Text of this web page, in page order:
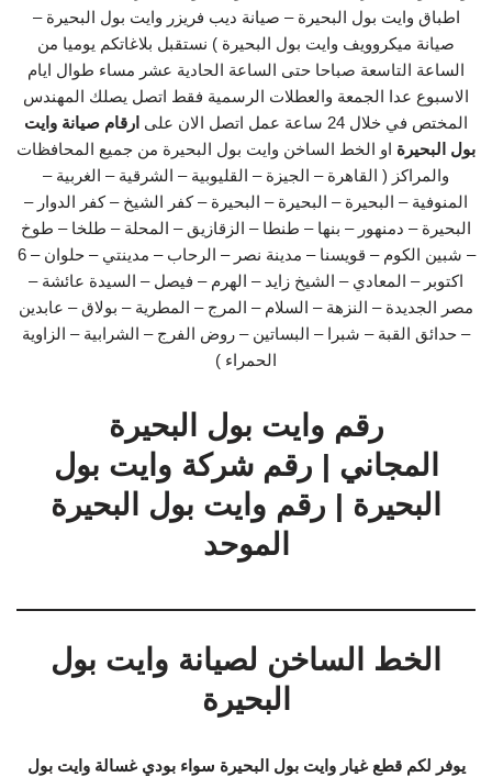
اطباق وايت بول البحيرة – صيانة ديب فريزر وايت بول البحيرة –
صيانة ميكروويف وايت بول البحيرة ) نستقبل بلاغاتكم يوميا من
الساعة التاسعة صباحا حتى الساعة الحادية عشر مساء طوال ايام
الاسبوع عدا الجمعة والعطلات الرسمية فقط اتصل يصلك المهندس
المختص في خلال 24 ساعة عمل اتصل الان على
ارقام صيانة وايت
بول البحيرة او الخط الساخن وايت بول البحيرة من جميع المحافظات
والمراكز ( القاهرة – الجيزة – القليوبية – الشرقية – الغربية –
المنوفية – البحيرة – البحيرة – البحيرة – كفر الشيخ – كفر الدوار –
البحيرة – دمنهور – بنها – طنطا – الزقازيق – المحلة – طلخا – طوخ
– شبين الكوم – قويسنا – مدينة نصر – الرحاب – مدينتي – حلوان – 6
اكتوبر – المعادي – الشيخ زايد – الهرم – فيصل – السيدة عائشة –
مصر الجديدة – النزهة – السلام – المرج – المطرية – بولاق – عابدين
– حدائق القبة – شبرا – البساتين – روض الفرج – الشرابية – الزاوية
الحمراء )
رقم وايت بول البحيرة
المجاني | رقم شركة وايت بول
البحيرة | رقم وايت بول البحيرة
الموحد
الخط الساخن لصيانة وايت بول
البحيرة
يوفر لكم قطع غيار وايت بول البحيرة سواء بودي غسالة وايت بول